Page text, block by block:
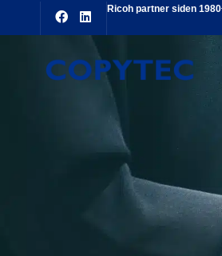
Ricoh partner siden 1980
Your cart is empty.
Subtotal: